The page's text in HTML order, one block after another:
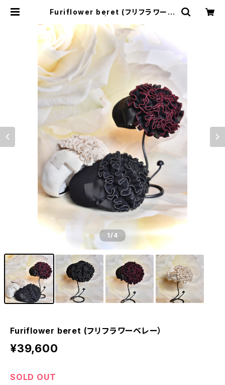
Furiflower beret (フリフラワーベ
1/4
Furiflower beret (フリフラワーベレー）
¥39,600
SOLD OUT